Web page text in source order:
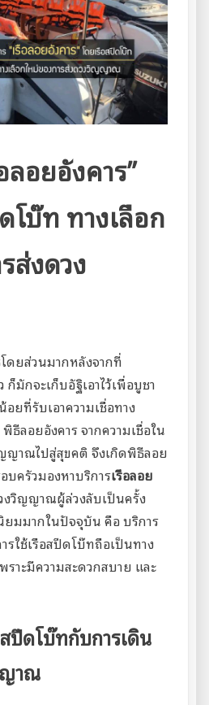
ลอยอังคาร”
โบ๊ท ทางเลือก
ส่งดวง
ดยส่วนมากหลังจากที่
มักจะเก็บอัฐิเอาไว้เพื่อบูชา
ยที่รับเอาความเชื่อทาง
ลอยอังคาร จากความเชื่อใน
ญญาณไปสู่สุขคติ จึงเกิดพิธีลอย
บครัวมองหาบริการเรือลอย
งวิญญาณผู้ล่วงลับเป็นครั้ง
มมากในปัจจุบัน คือ บริการ
รใช้เรือสปีดโบ๊ทถือเป็นทาง
ราะมีความสะดวกสบาย และ
สปีดโบ๊ทกับการเดิน
าณ